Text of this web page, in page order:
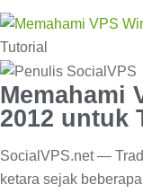
Tutorial
Memahami
2012 untuk
SocialVPS.net —
ketara sejak